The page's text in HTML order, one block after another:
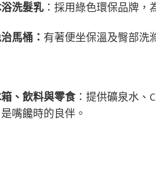
洗髮乳 ：採用綠色環保品牌，
馬桶： 有著便坐保溫及臀部洗
、飲料與零食：提供礦泉水、
嘴饞時的良伴。